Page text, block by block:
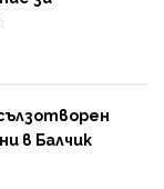
в Балчик